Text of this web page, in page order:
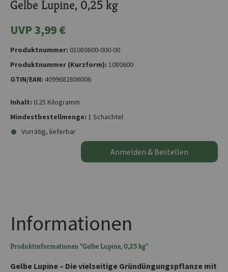
Gelbe Lupine, 0,25 kg
UVP 3,99 €
Produktnummer: 01080600-000-00
Produktnummer (Kurzform): 1080600
GTIN/EAN: 4099682806006
Inhalt: 0.25 Kilogramm
Mindestbestellmenge: 1 Schachtel
Vorrätig, lieferbar
Anmelden & Bestellen
Informationen
Produktinformationen "Gelbe Lupine, 0,25 kg"
Gelbe Lupine – Die vielseitige Gründüngungspflanze mit